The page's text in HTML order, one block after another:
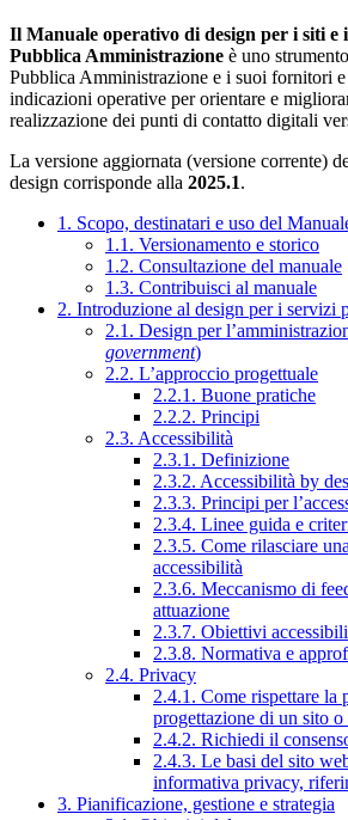
Il Manuale operativo di design per i siti e
Pubblica Amministrazione è uno
Pubblica Amministrazione e i suoi fornitori
indicazioni operative per orientare e
realizzazione dei punti di contatto digitali
La versione aggiornata (versione corrente)
design corrisponde alla 2025.1.
1. Scopo, destinatari e uso del
1.1. Versionamento e storico
1.2. Consultazione del manuale
1.3. Contribuisci al manuale
2. Introduzione al design per i servizi
2.1. Design per
government)
2.2. L’approccio progettuale
2.2.1. Buone pratiche
2.2.2. Principi
2.3. Accessibilità
2.3.1. Definizione
2.3.2. Accessibilità by
2.3.3. Principi per
2.3.4. Linee guida e
2.3.5. Come rilasciare
accessibilità
2.3.6. Meccanismo di
attuazione
2.3.7. Obiettivi
2.3.8. Normativa e
2.4. Privacy
2.4.1. Come rispettare la
progettazione di un sito
2.4.2. Richiedi il
2.4.3. Le basi del sito
informativa privacy,
3. Pianificazione, gestione e strategia